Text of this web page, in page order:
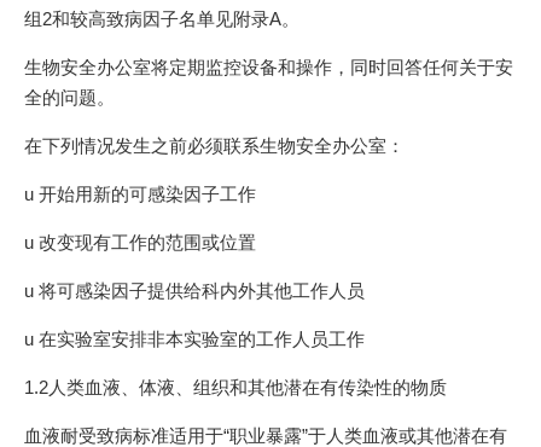
组2和较高致病因子名单见附录A。
生物安全办公室将定期监控设备和操作，同时回答任何关于安
全的问题。
在下列情况发生之前必须联系生物安全办公室：
u 开始用新的可感染因子工作
u 改变现有工作的范围或位置
u 将可感染因子提供给科内外其他工作人员
u 在实验室安排非本实验室的工作人员工作
1.2人类血液、体液、组织和其他潜在有传染性的物质
血液耐受致病标准适用于“职业暴露”于人类血液或其他潜在有